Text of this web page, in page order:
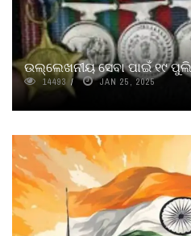
ଉଲ୍ଲେଖନୀୟ ସେବା ପାଇଁ ୧୯
14493 JAN 25, 2025